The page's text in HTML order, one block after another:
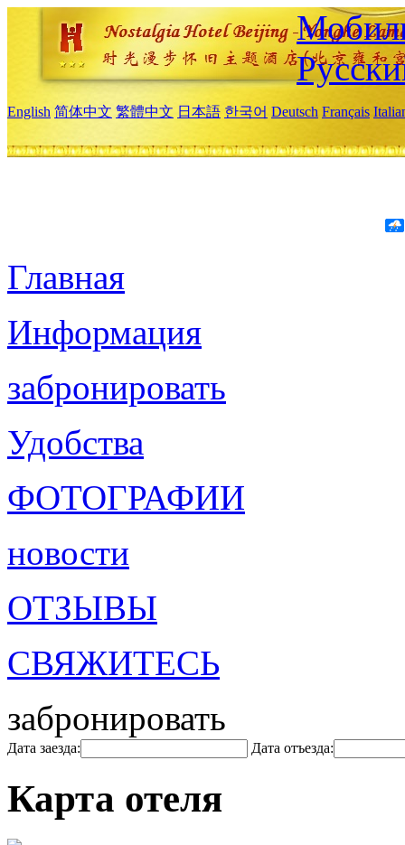
English 简体中文 繁體中文 日本語 한국어 Deutsch Français
Главная
Информация
забронировать
Удобства
ФОТОГРАФИИ
новости
ОТЗЫВЫ
СВЯЖИТЕСЬ
забронировать
Дата заезда: Дата отъезда:
Карта отеля